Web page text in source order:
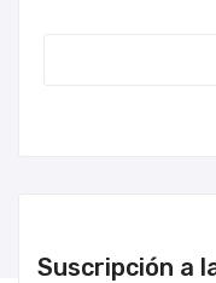
Suscripción a